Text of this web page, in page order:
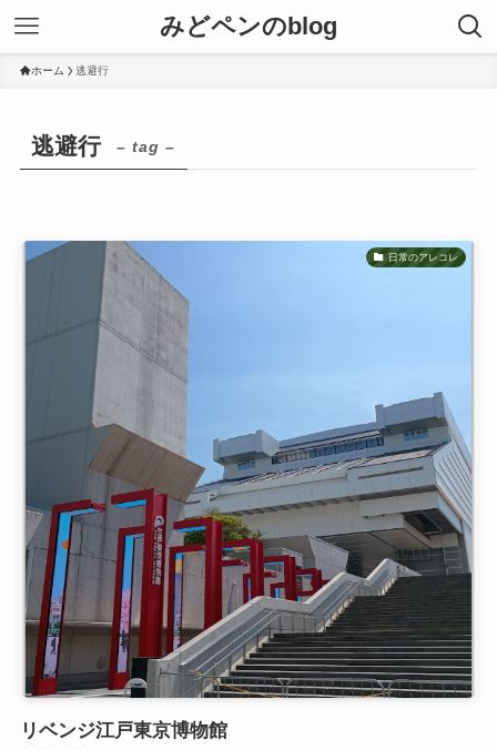
みどペンのblog
ホーム 逃避行
逃避行 – tag –
日常のアレコレ
リベンジ江戸東京博物館